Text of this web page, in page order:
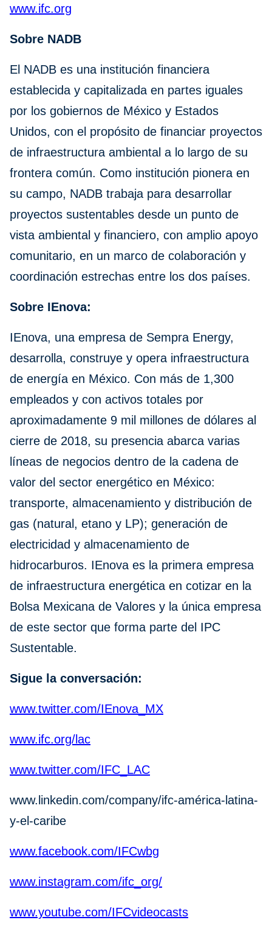
www.ifc.org
Sobre NADB
El NADB es una institución financiera
establecida y capitalizada en partes iguales
por los gobiernos de México y Estados
Unidos, con el propósito de financiar proyectos
de infraestructura ambiental a lo largo de su
frontera común. Como institución pionera en
su campo, NADB trabaja para desarrollar
proyectos sustentables desde un punto de
vista ambiental y financiero, con amplio apoyo
comunitario, en un marco de colaboración y
coordinación estrechas entre los dos países.
Sobre IEnova:
IEnova, una empresa de Sempra Energy,
desarrolla, construye y opera infraestructura
de energía en México. Con más de 1,300
empleados y con activos totales por
aproximadamente 9 mil millones de dólares al
cierre de 2018, su presencia abarca varias
líneas de negocios dentro de la cadena de
valor del sector energético en México:
transporte, almacenamiento y distribución de
gas (natural, etano y LP); generación de
electricidad y almacenamiento de
hidrocarburos. IEnova es la primera empresa
de infraestructura energética en cotizar en la
Bolsa Mexicana de Valores y la única empresa
de este sector que forma parte del IPC
Sustentable.
Sigue la conversación:
www.twitter.com/IEnova_MX
www.ifc.org/lac
www.twitter.com/IFC_LAC
www.linkedin.com/company/ifc-américa-latina-
y-el-caribe
www.facebook.com/IFCwbg
www.instagram.com/ifc_org/
www.youtube.com/IFCvideocasts